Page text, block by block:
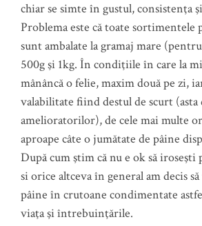
chiar se simte în gustul, consistenţa
Problema este că toate sortimentele
sunt ambalate la gramaj mare
500g şi 1kg. În condiţiile în care la
mânâncă o felie, maxim două pe zi,
valabilitate fiind destul de scurt (asta
amelioratorilor), de cele mai multe
aproape câte o jumătate de pâine
După cum ştim că nu e ok să iroseşti
si orice altceva în general am decis
pâine în crutoane condimentate
viaţa şi întrebuinţările.